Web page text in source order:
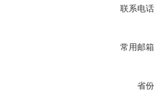
联系电话
常用邮箱
省份